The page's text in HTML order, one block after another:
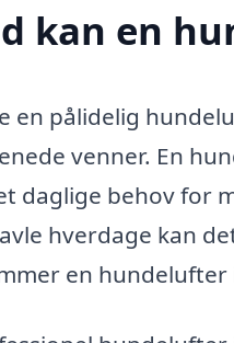
kan en
en pålidelig
venner. En
daglige behov for
hverdage kan
en hundelufter